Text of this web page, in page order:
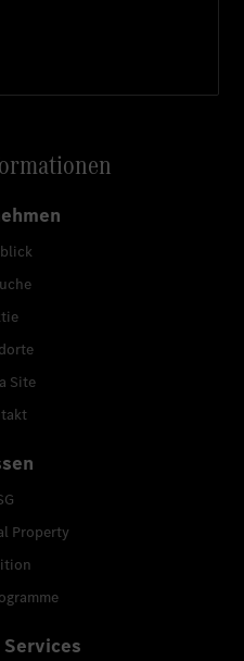
Site
Property